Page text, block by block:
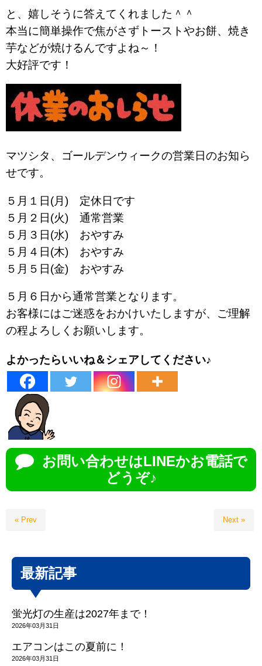
と、嬉しそうに答えてくれました＾＾
本当に簡単操作で焦がさずトーストやお餅、焼き
芋などが焼けるんですよね～！
大好評です！
マツシタ、ゴールデンウィークの営業日のお知ら
せです。
５月１日(月) 定休日です
５月２日(火) 通常営業
５月３日(水) おやすみ
５月４日(木) おやすみ
５月５日(金) おやすみ
５月６日から通常営業となります。
お客様にはご迷惑をおかけいたしますが、ご理解
の程よろしくお願いします。
よかったらいいね＆シェアしてください♪
お問い合わせはLINEかお電話で
どうぞ♪
« Prev Next »
最新記事
蛍光灯の生産は2027年まで！
2026年03月31日
エアコンはこの夏前に！
2026年03月31日